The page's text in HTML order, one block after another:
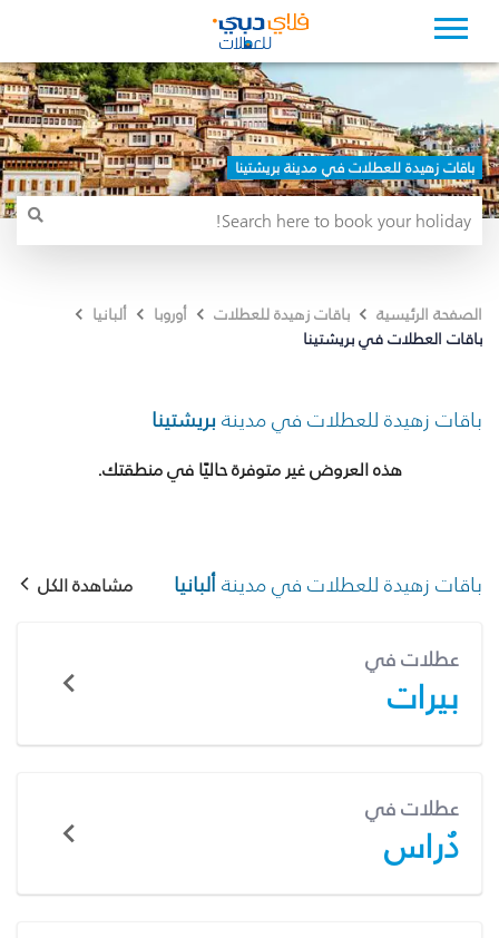
باقات زهيدة للعطلات في مدينة بريشتينا
الصفحة الرئيسية باقات زهيدة للعطلات أوروبا
ألبانيا
باقات العطلات في بريشتينا
باقات زهيدة للعطلات في مدينة بريشتينا
هذه العروض غير متوفرة حاليًا في منطقتك.
باقات زهيدة للعطلات في مدينةألبانيا مشاهدة الكل
عطلات في
بيرات
عطلات في
دُراس